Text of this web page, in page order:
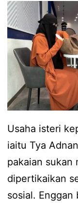
b
a
h
a
g
i
a
,
S
h
i
l
Usaha isteri
iaitu Tya
pakaian sukan
dipertikaikan
sosial. Enggan